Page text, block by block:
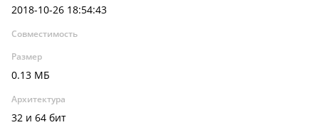
2018-10-26 18:54:43
Совместимость
Размер
0.13 МБ
Архитектура
32 и 64 бит